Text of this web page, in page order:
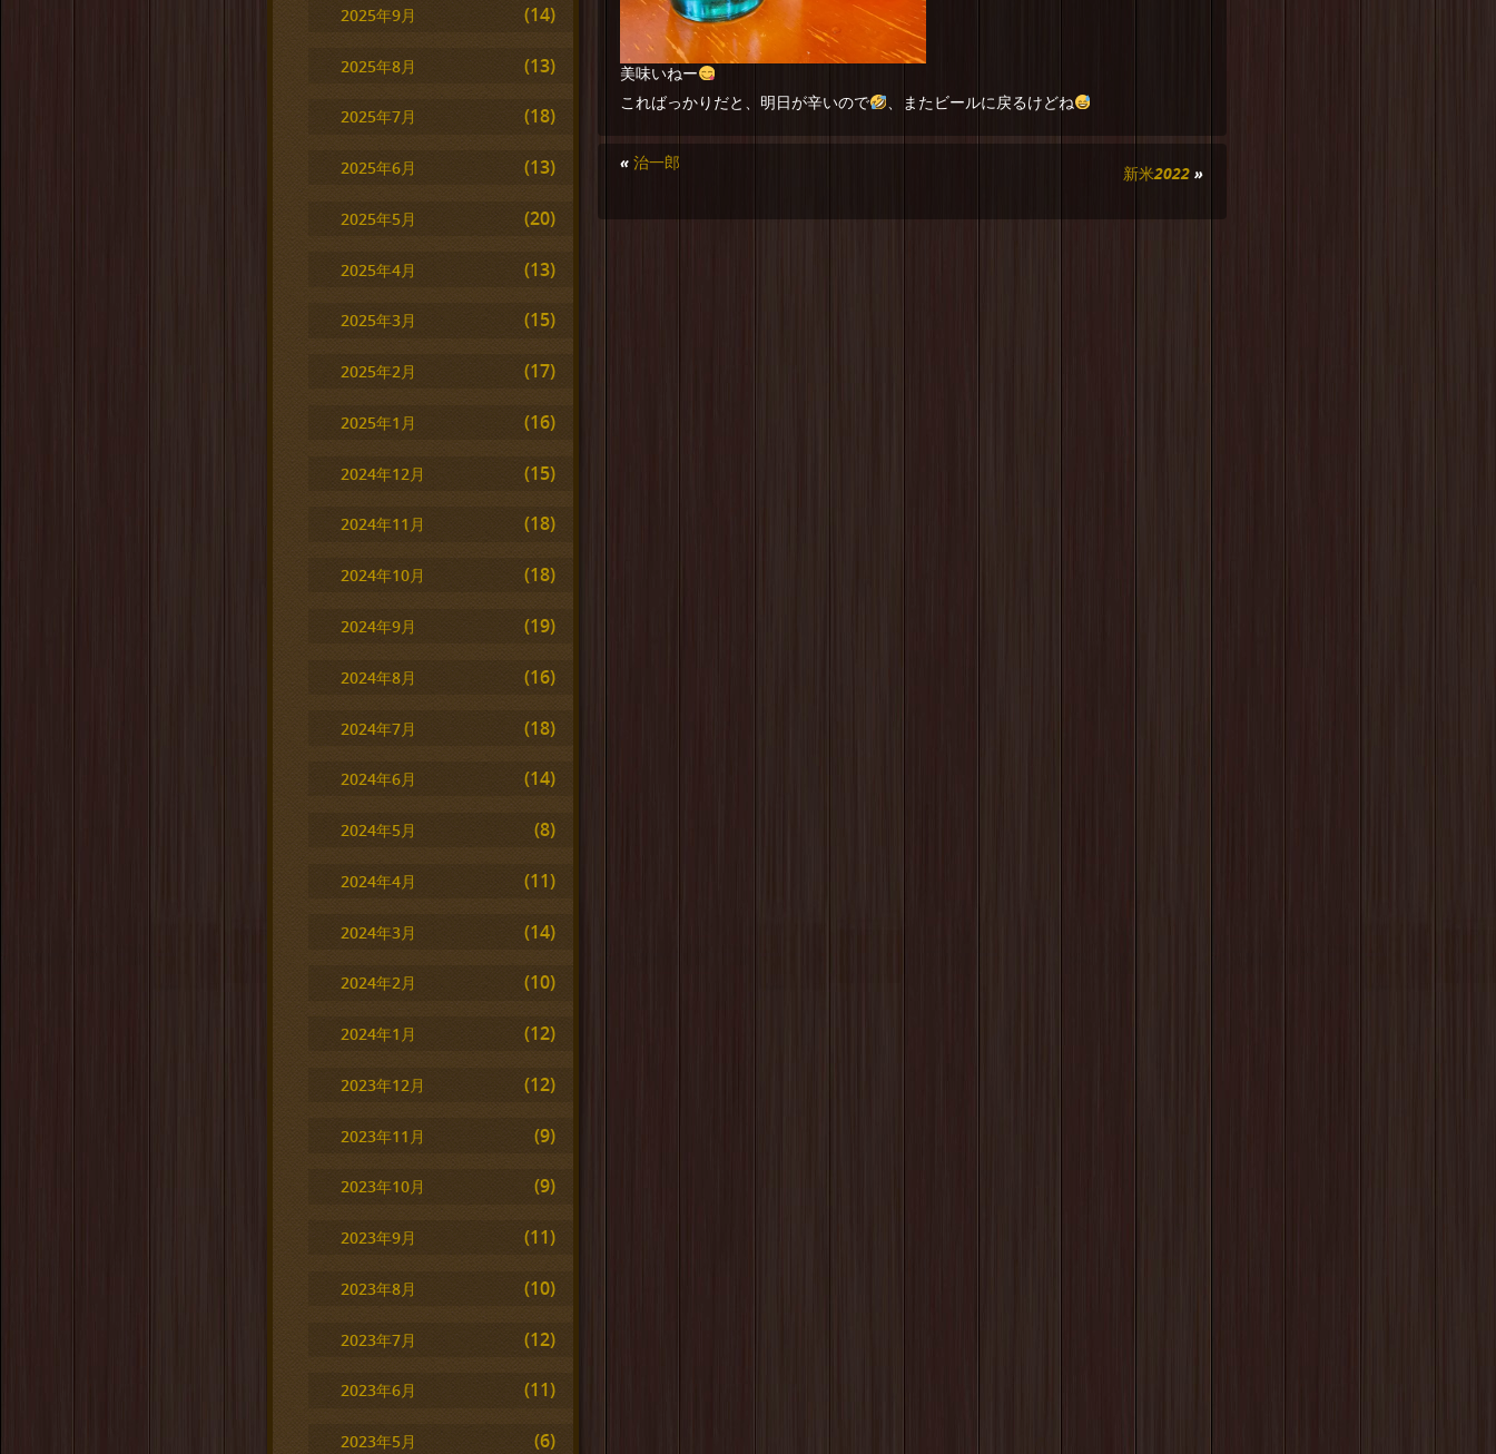
美味いねー
こればっかりだと、明日が辛いので
、またビールに戻るけどね
«治一郎
新米2022 »
2025年9月 (14)
2025年8月 (13)
2025年7月 (18)
2025年6月 (13)
2025年5月 (20)
2025年4月 (13)
2025年3月 (15)
2025年2月 (17)
2025年1月 (16)
2024年12月 (15)
2024年11月 (18)
2024年10月 (18)
2024年9月 (19)
2024年8月 (16)
2024年7月 (18)
2024年6月 (14)
2024年5月 (8)
2024年4月 (11)
2024年3月 (14)
2024年2月 (10)
2024年1月 (12)
2023年12月 (12)
2023年11月 (9)
2023年10月 (9)
2023年9月 (11)
2023年8月 (10)
2023年7月 (12)
2023年6月 (11)
2023年5月 (6)